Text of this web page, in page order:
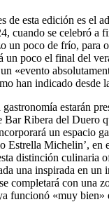
de esta edición es el
cuando se celebró a
un poco de frío, para
un poco el final del
«evento
han indicado desde
estarán
Bar Ribera del Duero
un espacio
Estrella Michelin’, en
distinción culinaria
una inspirada en un
completará con una
funcionó «muy bien»